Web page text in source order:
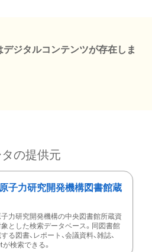
デジタルコンテンツが存在しま
の提供元
子力研究開発機構図書館蔵
子力研究開発機構の中央図書館所蔵資
とした検索データベース。同図書館
る図書、レポート、会議資料、雑誌、
が検索できる。